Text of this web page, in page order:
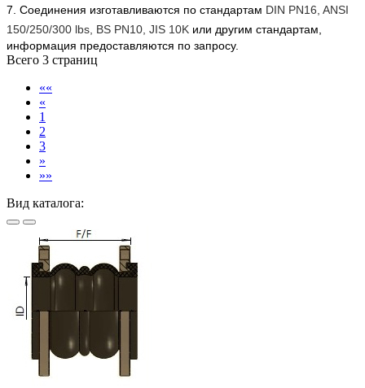
7. Соединения изготавливаются по стандартам DIN PN16, ANSI
150/250/300 lbs, BS PN10, JIS 10K или другим стандартам,
информация предоставляются по запросу.
Всего 3 страниц
««
«
1
2
3
»
»»
Вид каталога: